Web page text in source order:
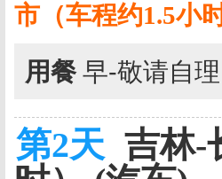
市（车程约1.5小
用餐 早-敬请自
第2天 吉林-